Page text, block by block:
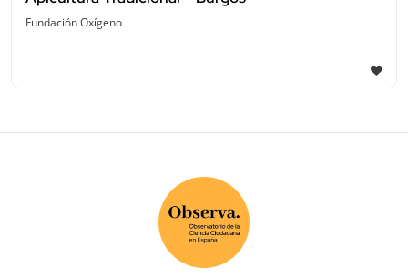
Fundación Oxígeno